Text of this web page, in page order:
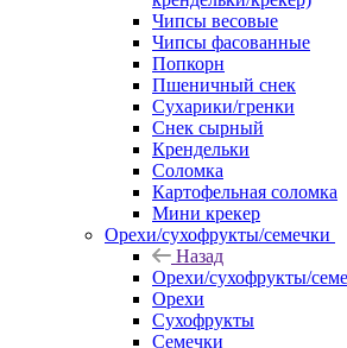
Чипсы весовые
Чипсы фасованные
Попкорн
Пшеничный снек
Сухарики/гренки
Снек сырный
Крендельки
Соломка
Картофельная соломка
Мини крекер
Орехи/сухофрукты/семечки
Назад
Орехи/сухофрукты/
Орехи
Сухофрукты
Семечки